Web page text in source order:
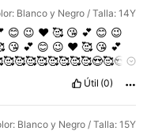
Blanco y Negro / Talla: 14Y
😊 😉 ♥️🥰 😘 💕 😊 😉
😘 💕 😊 😉 ♥️🥰 😘 💕
Útil (0)
Blanco y Negro / Talla: 15Y